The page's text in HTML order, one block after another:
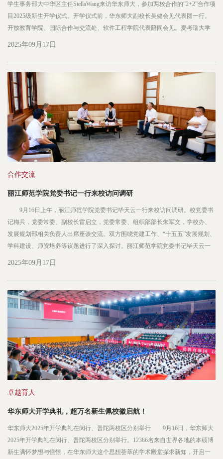
学生事务部大中华区主任StellaWang来访华东师大，参加两校合作的“2+2”合作项
目2025级新生开学仪式。开学仪式前，华东师大副校长吴健会见代表团一行。
开放教育学院、国际合作与交流处、软件工程学院代表陪同会见。麦考瑞大学
副校长AnthonyCahalan访问华东师大 吴健对Cahalan教授的到访表示热烈欢
2025年09月17日
合作交流
丽江师范学院党委书记一行来校访问调研
9月16日上午，丽江师范学院党委书记毕天云一行来校访问调研。校党委书
记梅兵，党委常委、副校长雷启立，党委常委、组织部部长朱军文，学校办、
发展规划部相关负责人出席座谈交流。双方围绕党建工作、“十五五”发展规划、
学科建设、师资培养等议题进行了深入探讨。丽江师范学院党委书记毕天云一
行来校访问调研 座谈会上，毕天云回顾了两校自2020年以来在对口支援和
2025年09月17日
卓越育人
华东师大开学典礼，超万名新生佩校徽启航！
华东师大2025年开学典礼在闵行、普陀两校区分别举行 9月16日，华东师大
2025年开学典礼在闵行、普陀两校区分别举行。12386名来自世界各地的本硕博
新生满怀梦想与憧憬，在华东师大这个思想荟萃的学术殿堂探求新知，开启一